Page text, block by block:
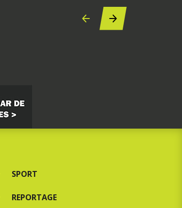
SPORT
REPORTAGE